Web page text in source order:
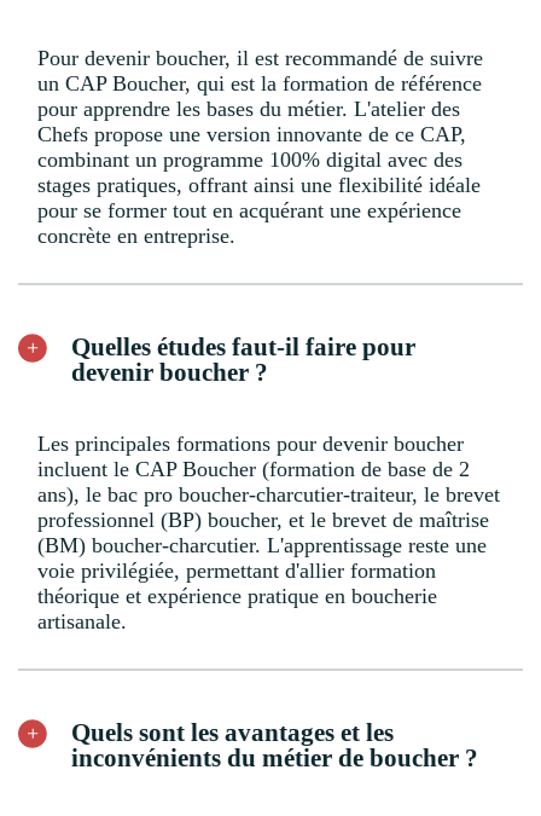
Pour devenir boucher, il est recommandé de suivre
un CAP Boucher, qui est la formation de référence
pour apprendre les bases du métier. L'atelier des
Chefs propose une version innovante de ce CAP,
combinant un programme 100% digital avec des
stages pratiques, offrant ainsi une flexibilité idéale
pour se former tout en acquérant une expérience
concrète en entreprise.
Quelles études faut-il faire pour
devenir boucher ?
Les principales formations pour devenir boucher
incluent le CAP Boucher (formation de base de 2
ans), le bac pro boucher-charcutier-traiteur, le brevet
professionnel (BP) boucher, et le brevet de maîtrise
(BM) boucher-charcutier. L'apprentissage reste une
voie privilégiée, permettant d'allier formation
théorique et expérience pratique en boucherie
artisanale.
Quels sont les avantages et les
inconvénients du métier de boucher ?